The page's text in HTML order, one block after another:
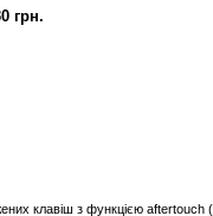
грн.
клавіш з функцією